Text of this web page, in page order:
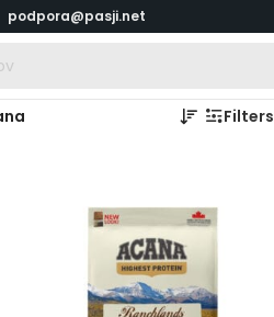
podpora@pasji.net
Filters